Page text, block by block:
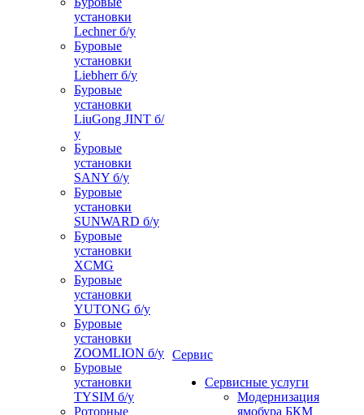
установки
Lechner б/у
Буровые
установки
Liebherr б/у
Буровые
установки
LiuGong JINT б/
у
Буровые
установки
SANY б/у
Буровые
установки
SUNWARD б/у
Буровые
установки
XCMG
Буровые
установки
YUTONG б/у
Буровые
установки
ZOOMLION б/у
Буровые
установки
TYSIM б/у
Роторные
Сервис
Сервисные услуги
Модернизация
ямобура БКМ